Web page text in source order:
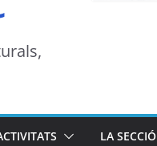
LA SECCIÓ